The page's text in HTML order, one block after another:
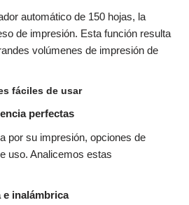
automático de 150 hojas, la
de impresión. Esta función resulta
volúmenes de impresión de
fáciles de usar
perfectas
por su impresión, opciones de
uso. Analicemos estas
inalámbrica